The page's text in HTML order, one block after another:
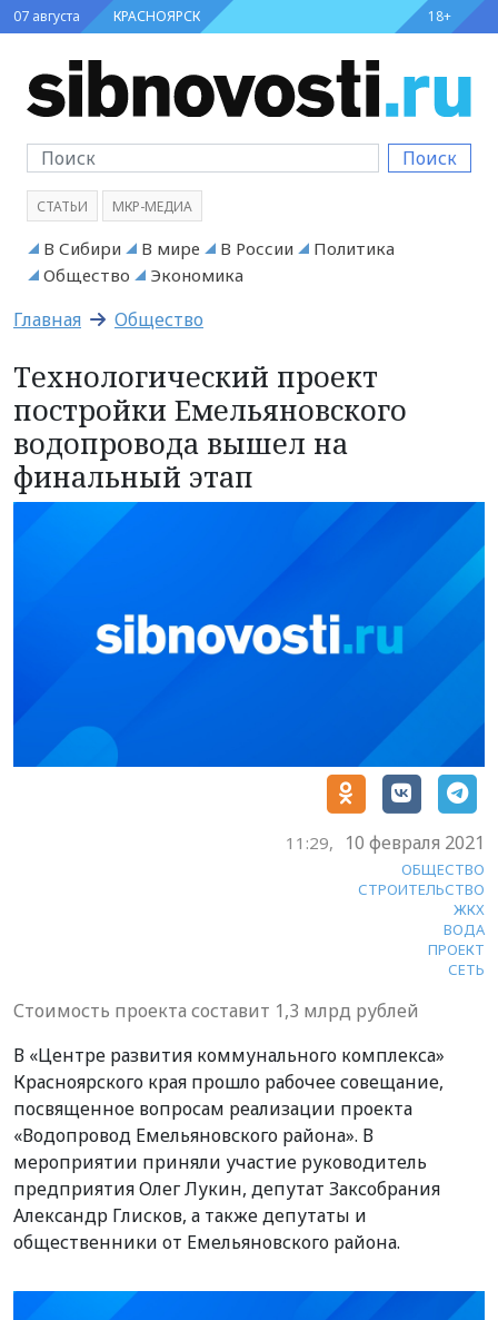
07 августа КРАСНОЯРСК 18+
Поиск
СТАТЬИ МКР-МЕДИА
В Сибири В мире В России
Политика
Общество
Экономика
Главная Общество
Технологический проект
постройки Емельяновского
водопровода вышел на
финальный этап
11:29, 10 февраля 2021
ОБЩЕСТВО
СТРОИТЕЛЬСТВО
ЖКХ
ВОДА
ПРОЕКТ
СЕТЬ
Стоимость проекта составит 1,3 млрд рублей
В «Центре развития коммунального комплекса»
Красноярского края прошло рабочее совещание,
посвященное вопросам реализации проекта
«Водопровод Емельяновского района». В
мероприятии приняли участие руководитель
предприятия Олег Лукин, депутат Заксобрания
Александр Глисков, а также депутаты и
общественники от Емельяновского района.